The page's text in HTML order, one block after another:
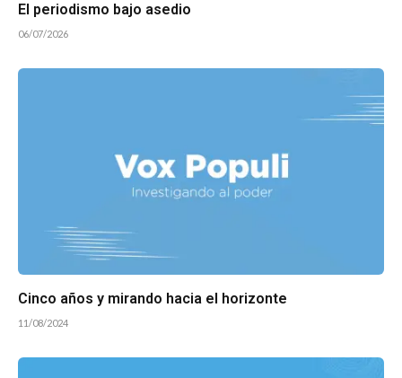
El periodismo bajo asedio
06/07/2026
Cinco años y mirando hacia el horizonte
11/08/2024